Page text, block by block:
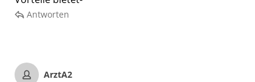
Antworten
ArztA2